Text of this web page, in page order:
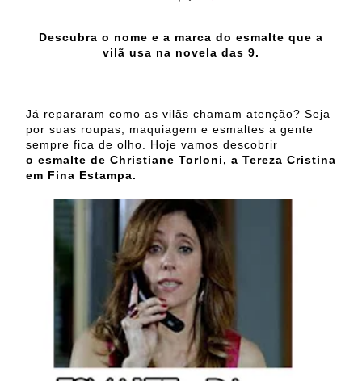
Descubra o nome e a marca do esmalte que a
vilã usa na novela das 9.
Já repararam como as vilãs chamam atenção? Seja
por suas roupas, maquiagem e esmaltes a gente
sempre fica de olho. Hoje vamos descobrir
o esmalte de Christiane Torloni, a Tereza Cristina
em Fina Estampa.